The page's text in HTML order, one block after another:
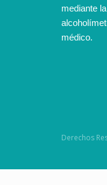
mediante
médico.
Derechos